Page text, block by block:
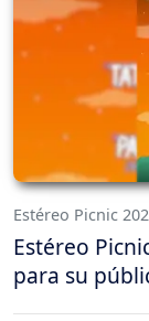
Estéreo Picnic
Estéreo
para su